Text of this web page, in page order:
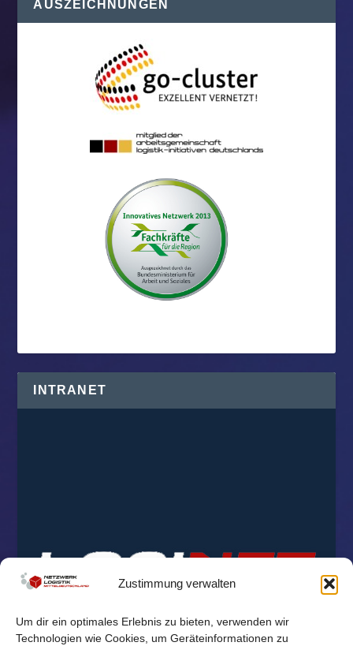
Zustimmung verwalten
Um dir ein optimales Erlebnis zu bieten, verwenden wir
Technologien wie Cookies, um Geräteinformationen zu
AUSZEICHNUNGEN
INTRANET